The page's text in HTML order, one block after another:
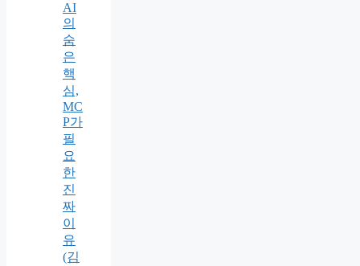
AI
의
숨
은
핵
심,
MC
P가
필
요
한
진
짜
이
유
(김